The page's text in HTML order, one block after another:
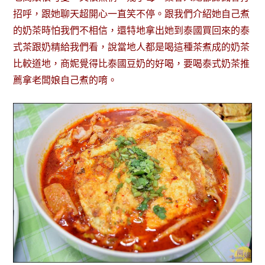
招呼，跟她聊天超開心一直笑不停。跟我們介紹她自己煮
的奶茶時怕我們不相信，還特地拿出她到泰國買回來的泰
式茶跟奶精給我們看，說當地人都是喝這種茶煮成的奶茶
比較道地，商妮覺得比泰國豆奶的好喝，要喝泰式奶茶推
薦拿老闆娘自己煮的唷。